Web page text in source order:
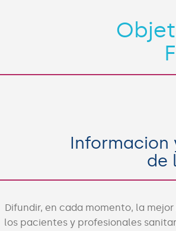
Informacion
de
Difundir, en cada momento, la
los pacientes y profesionales